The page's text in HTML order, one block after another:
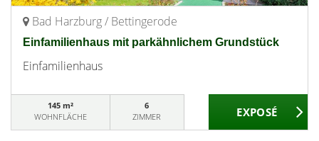
Bad Harzburg / Bettingerode
Einfamilienhaus mit parkähnlichem Grundstück
Einfamilienhaus
145 m²
WOHNFLÄCHE
6
ZIMMER